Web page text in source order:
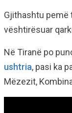
Gjithashtu pemë
vështirësuar
Në Tiranë po
ushtria, pasi ka
Mëzezit,